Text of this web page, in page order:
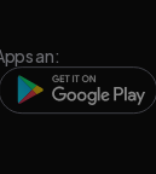
an: